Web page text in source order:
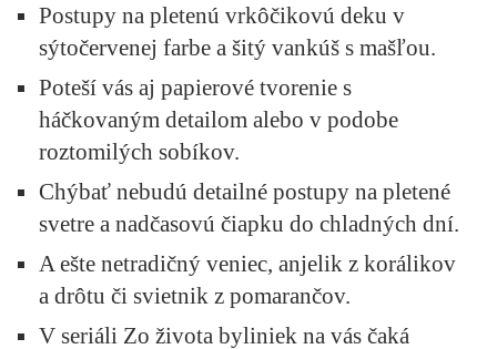
Postupy na pletenú vrkôčikovú deku v
sýtočervenej farbe a šitý vankúš s mašľou.
Poteší vás aj papierové tvorenie s
háčkovaným detailom alebo v podobe
roztomilých sobíkov.
Chýbať nebudú detailné postupy na pletené
svetre a nadčasovú čiapku do chladných dní.
A ešte netradičný veniec, anjelik z korálikov
a drôtu či svietnik z pomarančov.
V seriáli Zo života byliniek na vás čaká